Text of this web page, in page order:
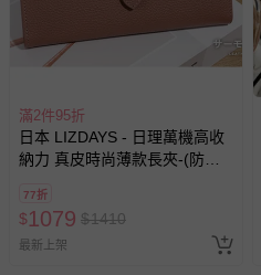
滿2件95折
日本 LIZDAYS - 日理萬機高收
納力 真皮時尚薄款長夾-(防盜
77折
$1079 $1410
最新上架